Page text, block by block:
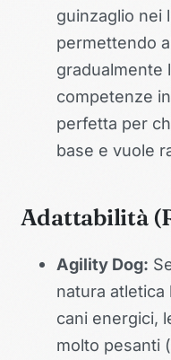
guinzaglio nei
permettendo
gradualmente
competenze
perfetta per
base e vuole
Adattabilità
Agility Dog:
natura atletica
cani energici,
molto pesanti